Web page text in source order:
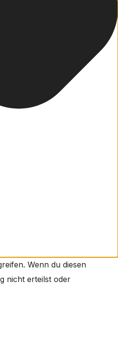
Wenn du diesen
nicht erteilst oder